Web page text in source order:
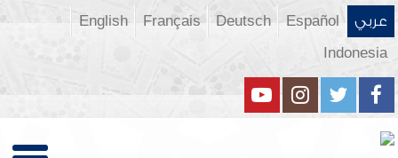
عربي Español
Deutsch
Français
English
Indonesia